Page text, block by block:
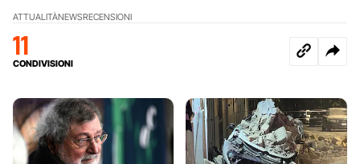
ATTUALITÀNEWSRECENSIONI
11
CONDIVISIONI